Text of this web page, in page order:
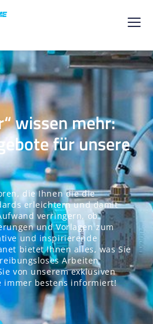
wissen mehr:
für unsere
die Ihnen die die
erleichtern und damit
verringern, ob
und Vorlagen zum
und inspirierende
bietet Ihnen alles, was Sie
Arbeiten
von unserem exklusiven
immer bestens informiert!